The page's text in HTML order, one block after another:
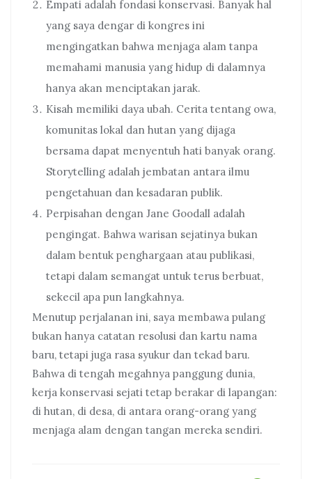
Empati adalah fondasi konservasi. Banyak hal
yang saya dengar di kongres ini
mengingatkan bahwa menjaga alam tanpa
memahami manusia yang hidup di dalamnya
hanya akan menciptakan jarak.
Kisah memiliki daya ubah. Cerita tentang owa,
komunitas lokal dan hutan yang dijaga
bersama dapat menyentuh hati banyak orang.
Storytelling adalah jembatan antara ilmu
pengetahuan dan kesadaran publik.
Perpisahan dengan Jane Goodall adalah
pengingat. Bahwa warisan sejatinya bukan
dalam bentuk penghargaan atau publikasi,
tetapi dalam semangat untuk terus berbuat,
sekecil apa pun langkahnya.
Menutup perjalanan ini, saya membawa pulang
bukan hanya catatan resolusi dan kartu nama
baru, tetapi juga rasa syukur dan tekad baru.
Bahwa di tengah megahnya panggung dunia,
kerja konservasi sejati tetap berakar di lapangan:
di hutan, di desa, di antara orang-orang yang
menjaga alam dengan tangan mereka sendiri.